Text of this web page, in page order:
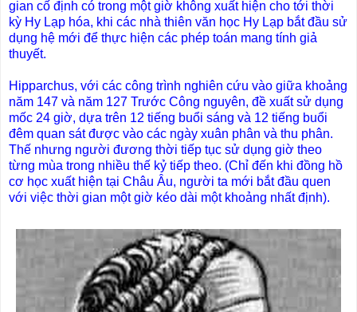
gian cố định có trong một giờ không xuất hiện cho tới thời
kỳ Hy Lạp hóa, khi các nhà thiên văn học Hy Lạp bắt đầu sử
dụng hệ mới để thực hiện các phép toán mang tính giả
thuyết.
Hipparchus, với các công trình nghiên cứu vào giữa khoảng
năm 147 và năm 127 Trước Công nguyên, đề xuất sử dụng
mốc 24 giờ, dựa trên 12 tiếng buổi sáng và 12 tiếng buổi
đêm quan sát được vào các ngày xuân phân và thu phân.
Thế nhưng người đương thời tiếp tục sử dụng giờ theo
từng mùa trong nhiều thế kỷ tiếp theo. (Chỉ đến khi đồng hồ
cơ học xuất hiện tại Châu Âu, người ta mới bắt đầu quen
với việc thời gian một giờ kéo dài một khoảng nhất định).